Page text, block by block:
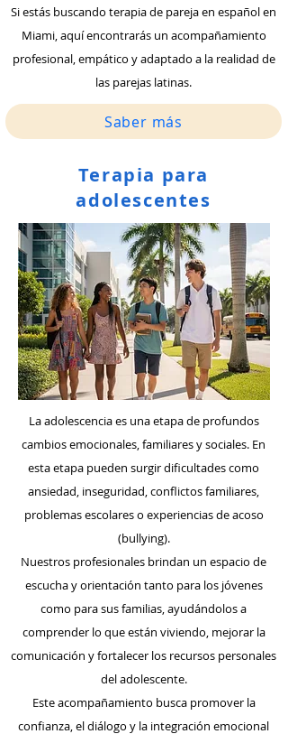
Si estás buscando terapia de pareja en español en
Miami, aquí encontrarás un acompañamiento
profesional, empático y adaptado a la realidad de
las parejas latinas.
Saber más
Terapia para
adolescentes
La adolescencia es una etapa de profundos
cambios emocionales, familiares y sociales. En
esta etapa pueden surgir dificultades como
ansiedad, inseguridad, conflictos familiares,
problemas escolares o experiencias de acoso
(bullying).
Nuestros profesionales brindan un espacio de
escucha y orientación tanto para los jóvenes
como para sus familias, ayudándolos a
comprender lo que están viviendo, mejorar la
comunicación y fortalecer los recursos personales
del adolescente.
Este acompañamiento busca promover la
confianza, el diálogo y la integración emocional